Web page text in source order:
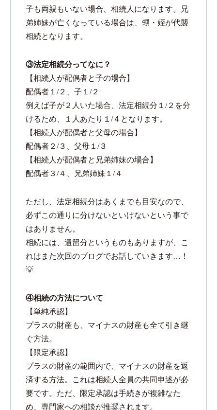
資料ダウンロード
プライバシーポリシー
お電話はこちらから
子も両親もいない場合、相続人になります。兄
弟姉妹が亡くなっている場合は、甥・姪が代襲
相続となります。
③法定相続分ってなに？
【相続人が配偶者と子の場合】
配偶者１/２、子１/２
例えば子が２人いた場合、法定相続分１/２を分
けるため、１人あたり１/４となります。
【相続人が配偶者と父母の場合】
配偶者２/３、父母１/３
【相続人が配偶者と兄弟姉妹の場合】
配偶者３/４、兄弟姉妹１/４
ただし、法定相続分はあくまでも目安なので、
必ずこの通りに分けないといけないという事で
はありません。
相続には、遺留分というものもありますが、こ
れはまた次回のブログでお話していきます…！
💡
④相続の方法について
【単純承認】
プラスの財産も、マイナスの財産も全て引き継
ぐ方法。
【限定承認】
プラスの財産の範囲内で、マイナスの財産を返
済する方法。これは相続人全員の共同申述が必
要です。ただ、限定承認は手続きが複雑なた
め、専門家への相談が推奨されます。